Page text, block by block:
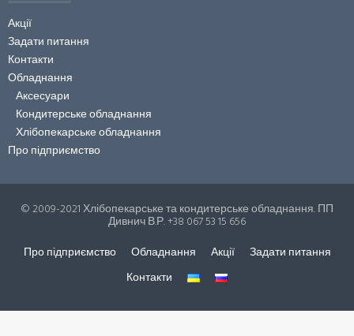
Акції
Задати питання
Контакти
Обладнання
Аксесуари
Кондитерське обладнання
Хлібопекарське обладнання
Про підприємство
© 2009-2021 Хлібопекарське та кондитерське обладнання. ПП
Дивнич В.Р. +38 067 53 15 656
Про підприємство
Обладнання Акції
Задати питання
Контакти